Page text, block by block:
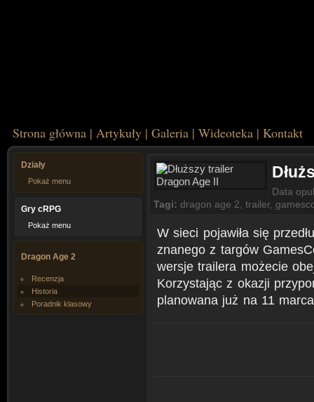
Strona główna | Artykuły | Galeria | Wideoteka | Kontakt
Działy
Pokaż menu
Gry cRPG
Pokaż menu
Dragon Age 2
Recenzja
Historia
Poradnik klasowy
Data
Tagi: dragon age 2 trailer,
W sieci pojawiła się
znanego z targów
wersje trailera możecie
Korzystając z okazji
planowana już na 11